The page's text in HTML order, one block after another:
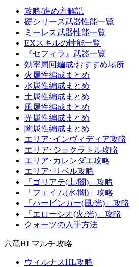
攻略/進め方解説
礎シリーズ武器性能一覧
ミーレス武器性能一覧
EXスキルの性能一覧
『セフィラ』武器一覧
効率周回編成/おすすめ場所
火属性編成まとめ
水属性編成まとめ
土属性編成まとめ
風属性編成まとめ
光属性編成まとめ
闇属性編成まとめ
エリア･インヴィディア攻略
エリア･ジョクラトル攻略
エリア･カレンダエ攻略
エリア･リベル攻略
「ゴリアテ(土/闇)」攻略
「フェイム(水/闇)」攻略
「ハービンガー(風/光)」攻略
「エローシオ(火/光)」攻略
クォーツの入手方法
六竜HLマルチ攻略
ウィルナスHL攻略